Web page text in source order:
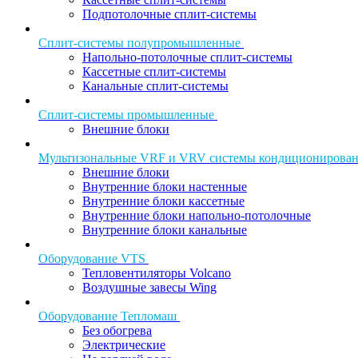
Подпотолочные сплит-системы
Сплит-системы полупромышленные
Напольно-потолочные сплит-системы
Кассетные сплит-системы
Канальные сплит-системы
Сплит-системы промышленные
Внешние блоки
Мультизональные VRF и VRV системы
Внешние блоки
Внутренние блоки настенные
Внутренние блоки кассетные
Внутренние блоки напольно-потолочные
Внутренние блоки канальные
Оборудование VTS
Тепловентиляторы Volcano
Воздушные завесы Wing
Оборудование Тепломаш
Без обогрева
Электрические